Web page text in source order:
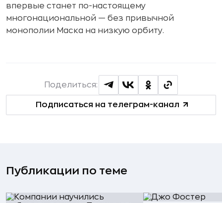
впервые станет по-настоящему
многонациональной — без привычной
монополии Маска на низкую орбиту.
Подписаться на телеграм-канал
Поделиться:
Публикации по теме